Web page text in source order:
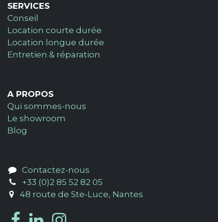
SERVICES
Conseil
Location courte durée
Location longue durée
Entretien & réparation
A PROPOS
Qui sommes-nous
Le showroom
Blog
Contactez-nous
+33 (0)2 85 52 82 05
48 route de Ste-Luce, Nantes